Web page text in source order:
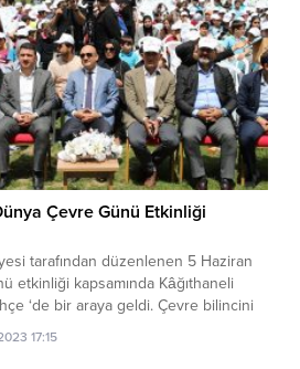
üstlendiği yetenek...
Çevre Günü Etkinliği
tarafından düzenlenen 5 Haziran
etkinliği kapsamında Kâğıthaneli
‘de bir araya geldi. Çevre bilincini
konusunda farkındalık
gerçekleştirilen etkinliğe çevre
17:15